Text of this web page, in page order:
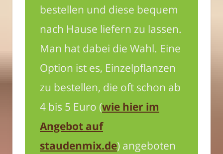
bestellen und diese bequem
nach Hause liefern zu lassen.
Man hat dabei die Wahl. Eine
Option ist es, Einzelpflanzen
zu bestellen, die oft schon ab
4 bis 5 Euro (wie hier im
Angebot auf
staudenmix.de) angeboten